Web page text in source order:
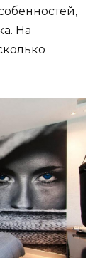
На